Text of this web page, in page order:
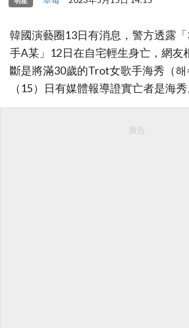
韓國演藝圈13日有消息，警方透露
手A某」12日在自宅輕生身亡，網友
斷是將滿30歲的Trot女歌手海秀（해
（15）日有媒體報導證實亡者是海秀
廣告